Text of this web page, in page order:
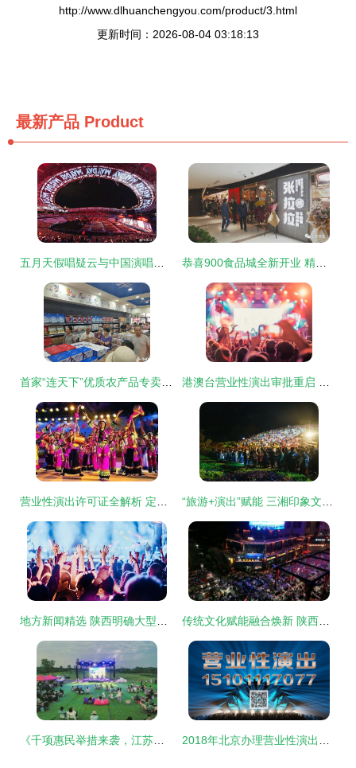
http://www.dlhuanchengyou.com/product/3.html
更新时间：2026-08-04 03:18:13
最新产品 Product
五月天假唱疑云与中国演唱会监管升级 艺术诚信面临“营业性演出”之考 恭喜900食品城全新开业 精彩启幕，礼遇与演出兼得
首家“连天下”优质农产品专卖区瞩目开业，港城特色年货等您带回家 港澳台营业性演出审批重启 文化交流的新篇章
营业性演出许可证全解析 定义、申请与合规指南 “旅游+演出”赋能 三湘印象文旅IP强势崛起，营业性演出成新引擎
地方新闻精选 陕西明确大型营业性演出严禁假唱，深圳拟放宽车牌申请条件，规范营业性演出 传统文化赋能融合焕新 陕西端午文旅市场与营业性演出的创新探索
《千项惠民举措来袭，江苏元旦等你解锁新潮演出》 2018年北京办理营业性演出许可证都需要哪些材料